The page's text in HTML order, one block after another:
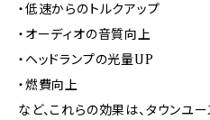
・低速からのトルクアップ
・オーディオの音質向上
・ヘッドランプの光量UP
・燃費向上
など、これらの効果は、タウンユ